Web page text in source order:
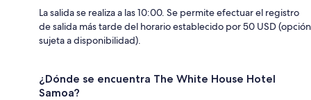
La salida se realiza a las 10:00. Se permite efectuar el registro
de salida más tarde del horario establecido por 50 USD (opción
sujeta a disponibilidad).
¿Dónde se encuentra The White House Hotel
Samoa?